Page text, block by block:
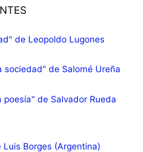
de Leopoldo Lugones
sociedad" de Salomé Ureña
poesía" de Salvador Rueda
Luis Borges (Argentina)